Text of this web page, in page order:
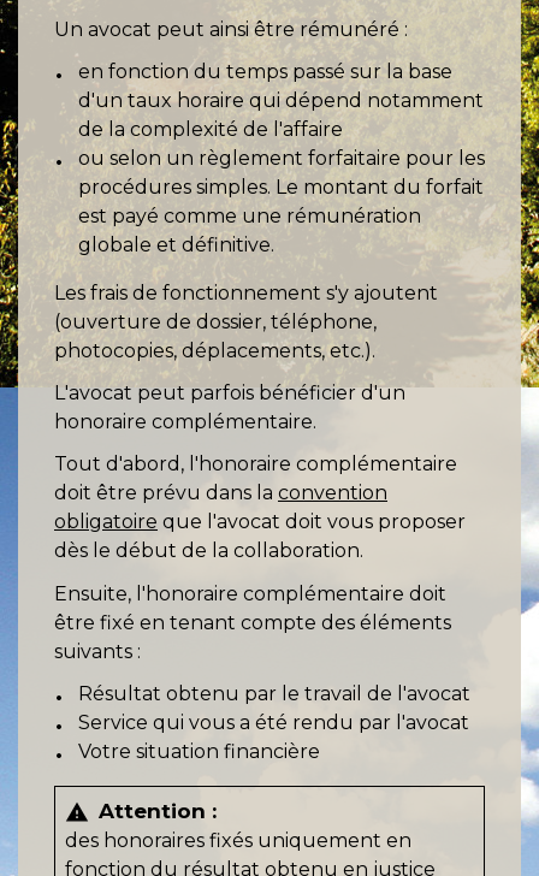
Un avocat peut ainsi être rémunéré :
en fonction du temps passé sur la base
d'un taux horaire qui dépend notamment
de la complexité de l'affaire
ou selon un règlement forfaitaire pour les
procédures simples. Le montant du forfait
est payé comme une rémunération
globale et définitive.
Les frais de fonctionnement s'y ajoutent
(ouverture de dossier, téléphone,
photocopies, déplacements, etc.).
L'avocat peut parfois bénéficier d'un
honoraire complémentaire.
Tout d'abord, l'honoraire complémentaire
doit être prévu dans la convention
obligatoire que l'avocat doit vous proposer
dès le début de la collaboration.
Ensuite, l'honoraire complémentaire doit
être fixé en tenant compte des éléments
suivants :
Résultat obtenu par le travail de l'avocat
Service qui vous a été rendu par l'avocat
Votre situation financière
warning Attention :
des honoraires fixés uniquement en
fonction du résultat obtenu en justice